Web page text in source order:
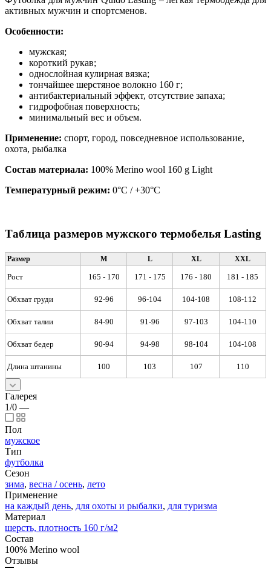
активных мужчин и спортсменов.
Особенности:
мужская;
короткий рукав;
однослойная кулирная вязка;
тончайшее шерстяное волокно 160 г;
антибактериальный эффект, отсутствие запаха;
гидрофобная поверхность;
минимальный вес и объем.
Применение: спорт, город, повседневное использование,
охота, рыбалка
Состав материала: 100% Merino wool 160 g Light
Температурный режим: 0°C / +30°C
Таблица размеров мужского термобелья Lasting
Размер M L XL XXL
Рост 165 - 170 171 - 175 176 - 180 181 - 185
Обхват груди 92-96 96-104 104-108 108-112
Обхват талии 84-90 91-96 97-103 104-110
Обхват бедер 90-94 94-98 98-104 104-108
Длина штанины 100 103 107 110
Галерея
1/0 —
Пол
мужское
Тип
футболка
Сезон
зима, весна / осень, лето
Применение
на каждый день, для охоты и рыбалки, для туризма
Материал
шерсть, плотность 160 г/м2
Состав
100% Merino wool
Отзывы